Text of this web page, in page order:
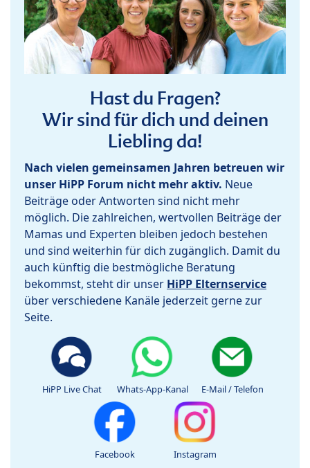
Hast du Fragen?
Wir sind für dich und deinen
Liebling da!
Nach vielen gemeinsamen Jahren betreuen wir
unser HiPP Forum nicht mehr aktiv. Neue
Beiträge oder Antworten sind nicht mehr
möglich. Die zahlreichen, wertvollen Beiträge der
Mamas und Experten bleiben jedoch bestehen
und sind weiterhin für dich zugänglich. Damit du
auch künftig die bestmögliche Beratung
bekommst, steht dir unser HiPP Elternservice
über verschiedene Kanäle jederzeit gerne zur
Seite.
HiPP Live Chat Whats-App-Kanal E-Mail / Telefon
Facebook Instagram